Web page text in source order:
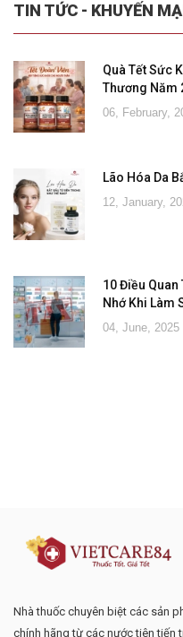
TIN TỨC - KHUYẾN
Quà Tết Sức
Thương Năm
06, February,
Lão Hóa Da
12, January,
10 Điều Quan
Nhớ Khi Làm
04, June, 2025
Nhà thuốc chuyên biệt các sản
chính hãng từ các nước tiên tiến